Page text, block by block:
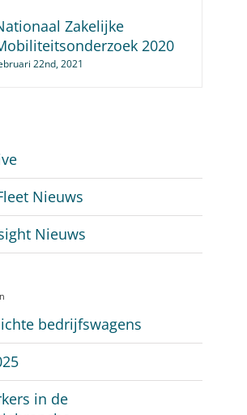
Zakelijke
2020
22nd, 2021
Nieuws
Nieuws
bedrijfswagens
in de